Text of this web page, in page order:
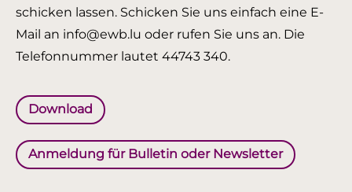
schicken lassen. Schicken Sie uns einfach eine E-
Mail an info@ewb.lu oder rufen Sie uns an. Die
Telefonnummer lautet 44743 340.
Download
Anmeldung für Bulletin oder Newsletter